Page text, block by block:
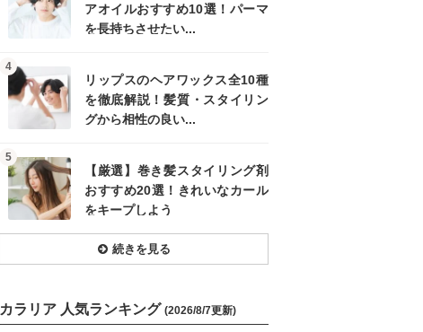
アオイルおすすめ10選！パーマ
を長持ちさせたい...
リップスのヘアワックス全10種
を徹底解説！髪質・スタイリン
グから相性の良い...
4
【厳選】巻き髪スタイリング剤
おすすめ20選！きれいなカール
をキープしよう
5
続きを見る
カラリア 人気ランキング (2026/8/7更新)